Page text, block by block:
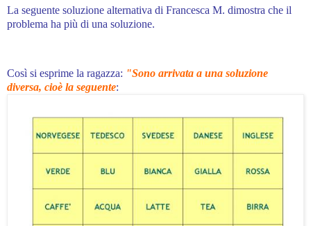
La seguente soluzione alternativa di Francesca M. dimostra che il
problema ha più di una soluzione.
Così si esprime la ragazza: "Sono arrivata a una soluzione
diversa, cioè la seguente: